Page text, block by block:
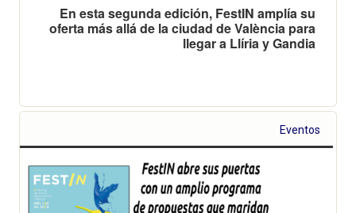
En esta segunda edición, FestIN amplía su
oferta más allá de la ciudad de València para
llegar a Llíria y Gandia
Eventos